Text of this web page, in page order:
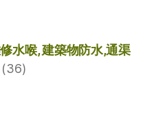
水喉, 建築物防水,通渠